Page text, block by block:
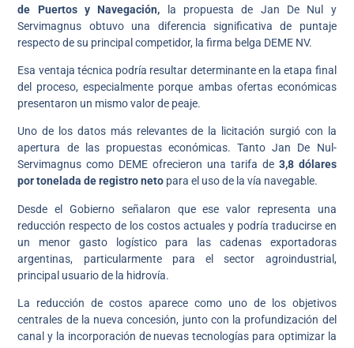
de Puertos y Navegación, la propuesta de Jan De Nul y
Servimagnus obtuvo una diferencia significativa de puntaje
respecto de su principal competidor, la firma belga DEME NV.
Esa ventaja técnica podría resultar determinante en la etapa final
del proceso, especialmente porque ambas ofertas económicas
presentaron un mismo valor de peaje.
Uno de los datos más relevantes de la licitación surgió con la
apertura de las propuestas económicas. Tanto Jan De Nul-
Servimagnus como DEME ofrecieron una tarifa de 3,8 dólares
por tonelada de registro neto para el uso de la vía navegable.
Desde el Gobierno señalaron que ese valor representa una
reducción respecto de los costos actuales y podría traducirse en
un menor gasto logístico para las cadenas exportadoras
argentinas, particularmente para el sector agroindustrial,
principal usuario de la hidrovía.
La reducción de costos aparece como uno de los objetivos
centrales de la nueva concesión, junto con la profundización del
canal y la incorporación de nuevas tecnologías para optimizar la